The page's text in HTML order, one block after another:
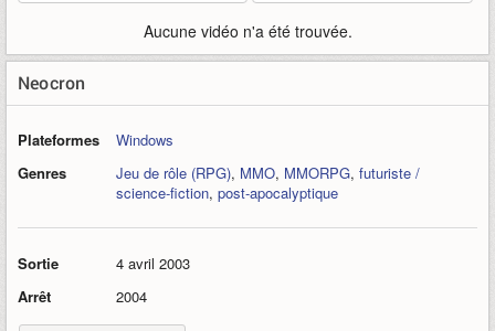
Aucune vidéo n'a été trouvée.
Neocron
Plateformes
Windows
Genres
Jeu de rôle (RPG), MMO, MMORPG, futuriste /
science-fiction, post-apocalyptique
Sortie
4 avril 2003
Arrêt
2004